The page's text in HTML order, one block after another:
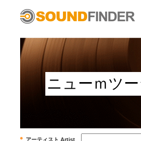
アーティスト Artist